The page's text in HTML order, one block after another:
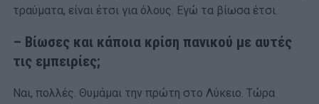
τραύματα, είναι έτσι για όλους. Εγώ τα βίωσα έτσι.
– Βίωσες και κάποια κρίση πανικού με αυτές
τις εμπειρίες;
Ναι, πολλές. Θυμάμαι την πρώτη στο Λύκειο. Τώρα